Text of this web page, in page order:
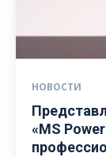
НОВОСТИ
«MS